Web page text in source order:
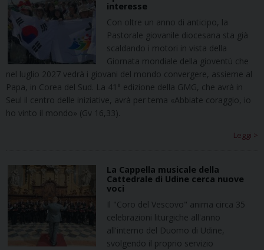
interesse
Con oltre un anno di anticipo, la
Pastorale giovanile diocesana sta già
scaldando i motori in vista della
Giornata mondiale della gioventù che
nel luglio 2027 vedrà i giovani del mondo convergere, assieme al
Papa, in Corea del Sud. La 41° edizione della GMG, che avrà in
Seul il centro delle iniziative, avrà per tema «Abbiate coraggio, io
ho vinto il mondo» (Gv 16,33).
Leggi >
La Cappella musicale della
Cattedrale di Udine cerca nuove
voci
Il "Coro del Vescovo" anima circa 35
celebrazioni liturgiche all'anno
all'interno del Duomo di Udine,
svolgendo il proprio servizio